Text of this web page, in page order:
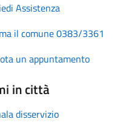
Assistenza
il comune 0383/3361
un appuntamento
in città
disservizio